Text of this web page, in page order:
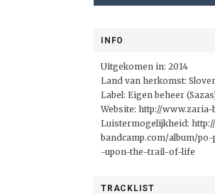
INFO
Uitgekomen in: 2014
Land van herkomst:
Label: Eigen beheer
Website: http://www.zaria-
Luistermogelijkheid:
bandcamp.com/album/
-upon-the-trail-of-life
TRACKLIST